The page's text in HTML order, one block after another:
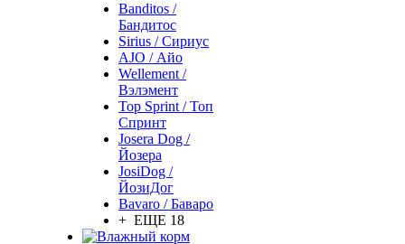
Banditos /
Бандитос
Sirius / Сириус
AJO / Айо
Wellement /
Вэлэмент
Top Sprint / Топ
Спринт
Josera Dog /
Йозера
JosiDog /
ЙозиДог
Bavaro / Баваро
+ ЕЩЕ 18